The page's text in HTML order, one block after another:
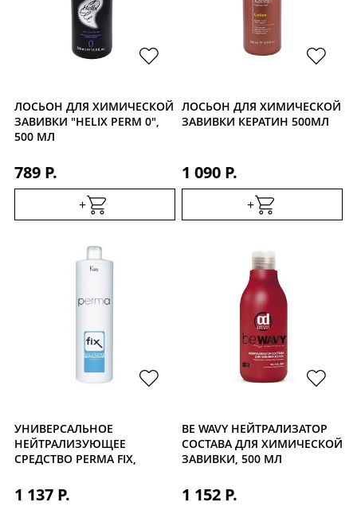
ЛОСЬОН ДЛЯ ХИМИЧЕСКОЙ
ЗАВИВКИ "HELIX PERM 0",
500 МЛ
789 Р.
+
ЛОСЬОН ДЛЯ ХИМИЧЕСКОЙ
ЗАВИВКИ КЕРАТИН 500МЛ
1 090 Р.
+
УНИВЕРСАЛЬНОЕ
НЕЙТРАЛИЗУЮЩЕЕ
СРЕДСТВО PERMA FIX,
1 137 Р.
BE WAVY НЕЙТРАЛИЗАТОР
СОСТАВА ДЛЯ ХИМИЧЕСКОЙ
ЗАВИВКИ, 500 МЛ
1 152 Р.